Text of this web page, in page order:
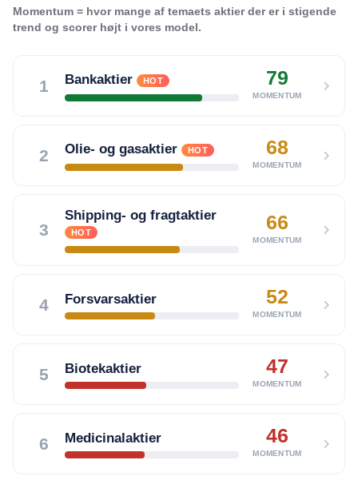
Momentum = hvor mange af temaets aktier der er i stigende
trend og scorer højt i vores model.
1 Bankaktier HOT 79
MOMENTUM
2 Olie- og gasaktier HOT 68
MOMENTUM
3
Shipping- og fragtaktier
HOT 66
MOMENTUM
4 Forsvarsaktier 52
MOMENTUM
5 Biotekaktier 47
MOMENTUM
6 Medicinalaktier 46
MOMENTUM